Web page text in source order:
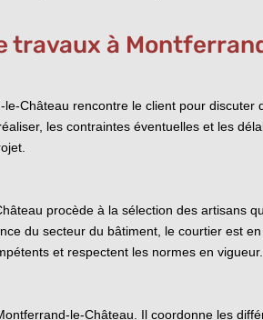
travaux à
Château rencontre le client pour
les contraintes éventuelles et les
procède à la sélection des artisans
du secteur du bâtiment, le courtier est
et respectent les normes en vigueur.
le-Château. Il coordonne les